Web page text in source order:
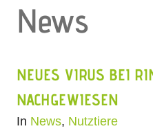
News
NEUES VIRUS BEI
NACHGEWIESEN
In News, Nutztiere